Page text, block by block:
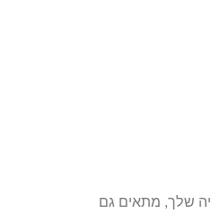
שלך, מתאים גם